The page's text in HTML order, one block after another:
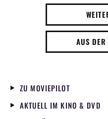
AUS DER
ZU MOVIEPILOT
AKTUELL IM KINO & DVD